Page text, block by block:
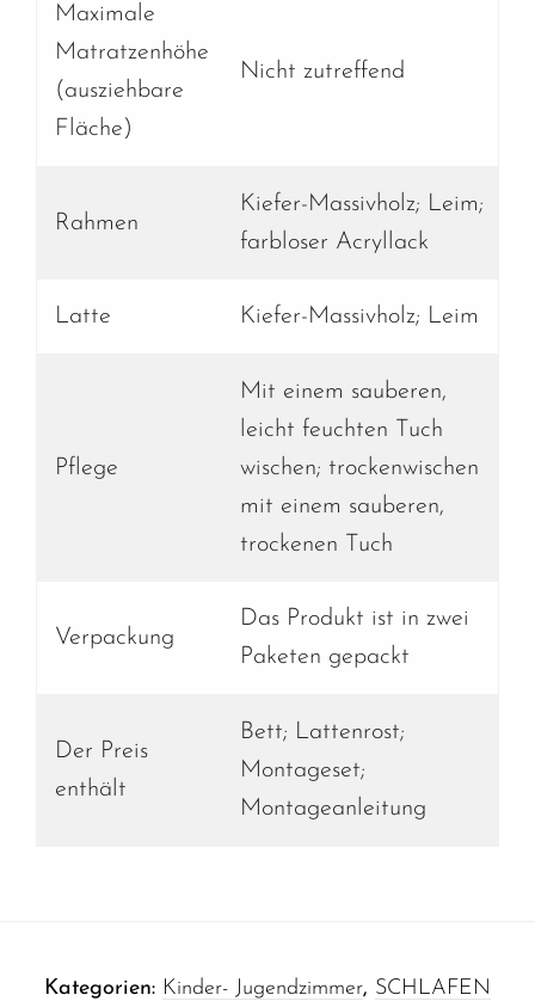
Maximale
Matratzenhöhe
(ausziehbare
Fläche)
Nicht zutreffend
Rahmen
Kiefer-Massivholz; Leim;
farbloser Acryllack
Latte Kiefer-Massivholz; Leim
Pflege
Mit einem sauberen,
leicht feuchten Tuch
wischen; trockenwischen
mit einem sauberen,
trockenen Tuch
Verpackung
Das Produkt ist in zwei
Paketen gepackt
Der Preis
enthält
Bett; Lattenrost;
Montageset;
Montageanleitung
Kategorien: Kinder- Jugendzimmer, SCHLAFEN